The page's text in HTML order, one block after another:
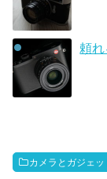
頼
カメラとガジェッ